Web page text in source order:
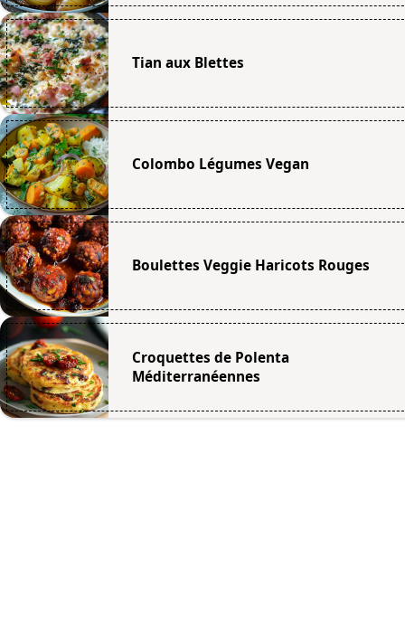
Tian aux Blettes
Colombo Légumes Vegan
Boulettes Veggie Haricots Rouges
Croquettes de Polenta
Méditerranéennes